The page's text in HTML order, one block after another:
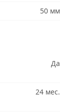
50 мм
Да
24 мес.